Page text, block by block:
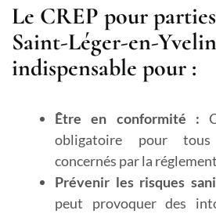
Le CREP pour
Saint-Léger-en-
indispensable pour :
Être en conformité :
obligatoire pour
concernés par la
Prévenir les risques
peut provoquer des